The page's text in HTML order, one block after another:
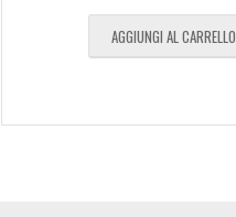
AGGIUNGI AL CARRELLO